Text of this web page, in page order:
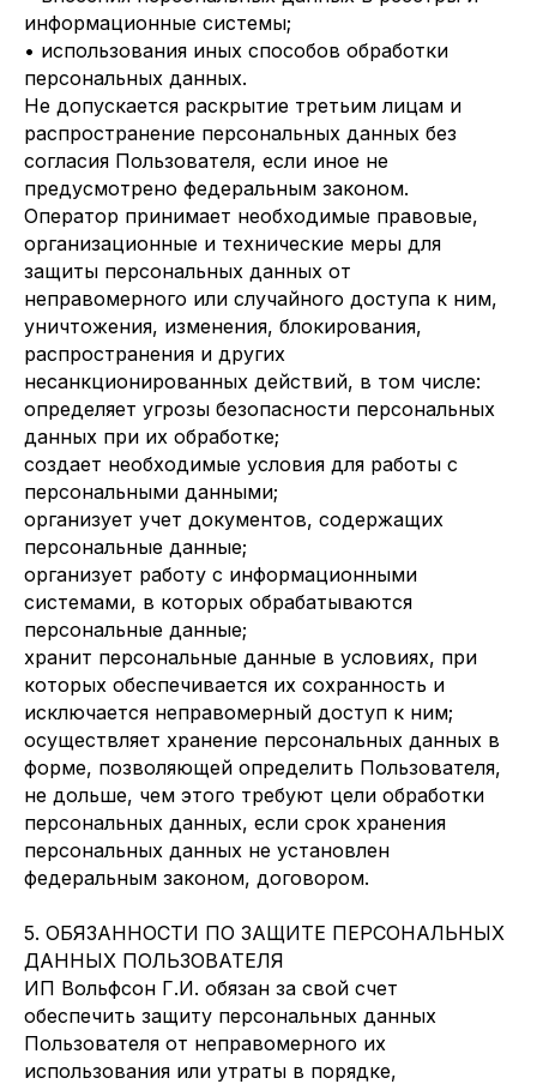
информационные системы;
• использования иных способов обработки
персональных данных.
Не допускается раскрытие третьим лицам и
распространение персональных данных без
согласия Пользователя, если иное не
предусмотрено федеральным законом.
Оператор принимает необходимые правовые,
организационные и технические меры для
защиты персональных данных от
неправомерного или случайного доступа к ним,
уничтожения, изменения, блокирования,
распространения и других
несанкционированных действий, в том числе:
определяет угрозы безопасности персональных
данных при их обработке;
создает необходимые условия для работы с
персональными данными;
организует учет документов, содержащих
персональные данные;
организует работу с информационными
системами, в которых обрабатываются
персональные данные;
хранит персональные данные в условиях, при
которых обеспечивается их сохранность и
исключается неправомерный доступ к ним;
осуществляет хранение персональных данных в
форме, позволяющей определить Пользователя,
не дольше, чем этого требуют цели обработки
персональных данных, если срок хранения
персональных данных не установлен
федеральным законом, договором.
5. ОБЯЗАННОСТИ ПО ЗАЩИТЕ ПЕРСОНАЛЬНЫХ
ДАННЫХ ПОЛЬЗОВАТЕЛЯ
ИП Вольфсон Г.И. обязан за свой счет
обеспечить защиту персональных данных
Пользователя от неправомерного их
использования или утраты в порядке,